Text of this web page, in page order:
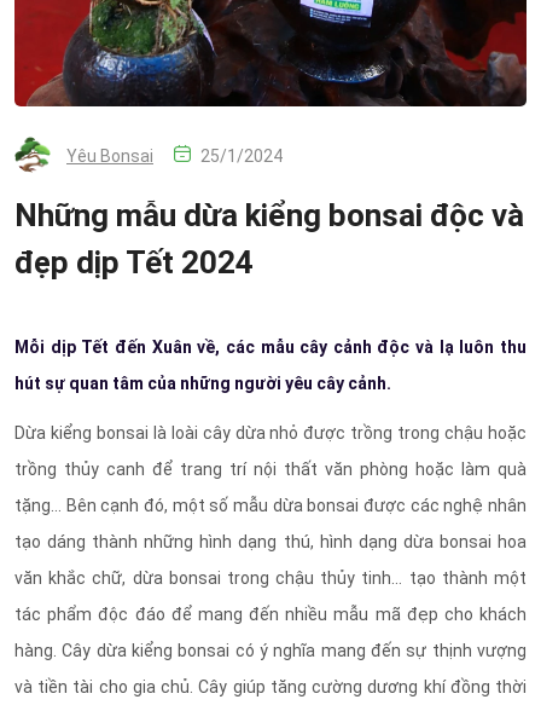
Yêu Bonsai 25/1/2024
Những mẫu dừa kiểng bonsai độc và
đẹp dịp Tết 2024
Mỗi dịp Tết đến Xuân về, các mẫu cây cảnh độc và lạ luôn thu
hút sự quan tâm của những người yêu cây cảnh.
Dừa kiểng bonsai là loài cây dừa nhỏ được trồng trong chậu hoặc
trồng thủy canh để trang trí nội thất văn phòng hoặc làm quà
tặng… Bên cạnh đó, một số mẫu dừa bonsai được các nghệ nhân
tạo dáng thành những hình dạng thú, hình dạng dừa bonsai hoa
văn khắc chữ, dừa bonsai trong chậu thủy tinh… tạo thành một
tác phẩm độc đáo để mang đến nhiều mẫu mã đẹp cho khách
hàng. Cây dừa kiểng bonsai có ý nghĩa mang đến sự thịnh vượng
và tiền tài cho gia chủ. Cây giúp tăng cường dương khí đồng thời